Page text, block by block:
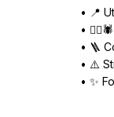
• 📍
•
• 🪜
• ⚠️
• ✨